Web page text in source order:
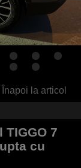
Înapoi la articol
7
cu